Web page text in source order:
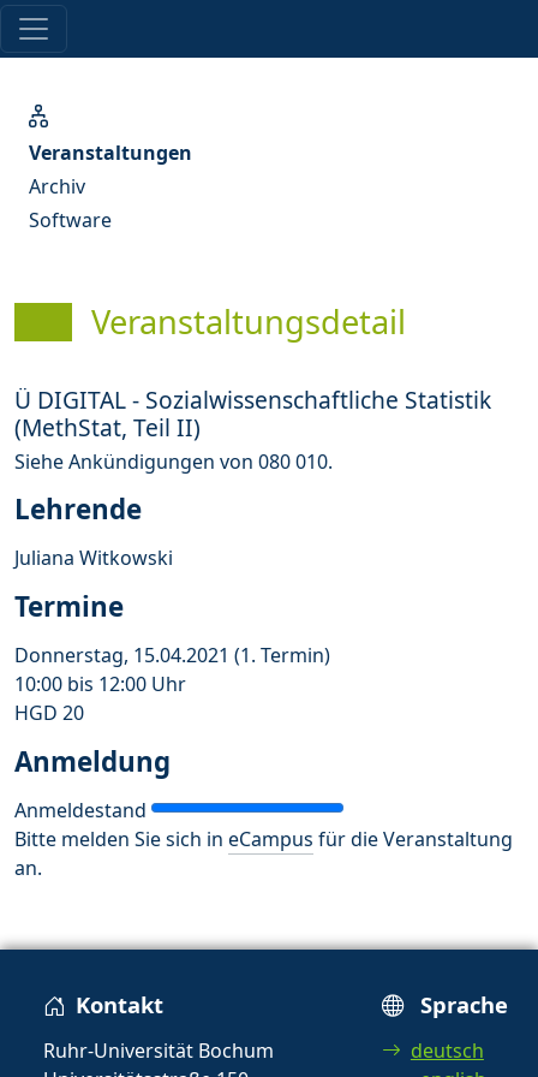
Veranstaltungen
Archiv
Software
Veranstaltungsdetail
Ü DIGITAL - Sozialwissenschaftliche Statistik
(MethStat, Teil II)
Siehe Ankündigungen von 080 010.
Lehrende
Juliana Witkowski
Termine
Donnerstag, 15.04.2021 (1. Termin)
10:00 bis 12:00 Uhr
HGD 20
Anmeldung
Anmeldestand
Bitte melden Sie sich in eCampus für die Veranstaltung
an.
Kontakt
Ruhr-Universität Bochum
Sprache
deutsch